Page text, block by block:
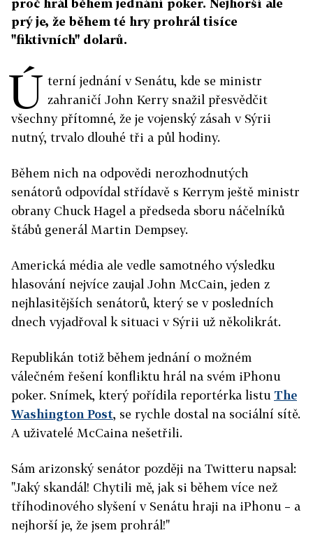
proč hrál během jednání poker. Nejhorší ale
prý je, že během té hry prohrál tisíce
"fiktivních" dolarů.
Ú terní jednání v Senátu, kde se ministr
zahraničí John Kerry snažil přesvědčit
všechny přítomné, že je vojenský zásah v Sýrii
nutný, trvalo dlouhé tři a půl hodiny.
Během nich na odpovědi nerozhodnutých
senátorů odpovídal střídavě s Kerrym ještě ministr
obrany Chuck Hagel a předseda sboru náčelníků
štábů generál Martin Dempsey.
Americká média ale vedle samotného výsledku
hlasování nejvíce zaujal John McCain, jeden z
nejhlasitějších senátorů, který se v posledních
dnech vyjadřoval k situaci v Sýrii už několikrát.
Republikán totiž během jednání o možném
válečném řešení konfliktu hrál na svém iPhonu
poker. Snímek, který pořídila reportérka listu The
Washington Post, se rychle dostal na sociální sítě.
A uživatelé McCaina nešetřili.
Sám arizonský senátor později na Twitteru napsal:
"Jaký skandál! Chytili mě, jak si během více než
tříhodinového slyšení v Senátu hraji na iPhonu – a
nejhorší je, že jsem prohrál!"